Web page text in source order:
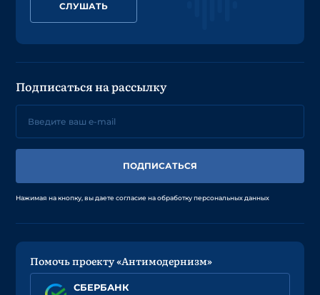
СЛУШАТЬ
Подписаться на рассылку
ПОДПИСАТЬСЯ
Нажимая на кнопку, вы даете согласие на обработку персональных данных
Помочь проекту «Антимодернизм»
СБЕРБАНК